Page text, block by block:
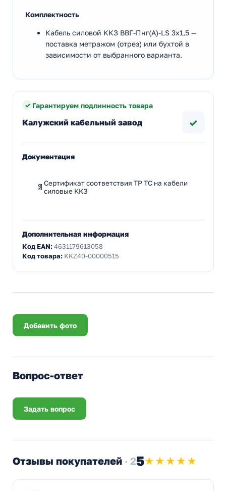
Комплектность
Кабель силовой ККЗ ВВГ-Пнг(А)-LS 3х1,5 —
поставка метражом (отрез) или бухтой в
зависимости от выбранного варианта.
Гарантируем подлинность товара
Калужский кабельный завод ✓
Документация
Сертификат соответствия ТР ТС на кабели
силовые ККЗ
Дополнительная информация
Код EAN:4631179613058
Код товара: KKZ40-00000515
Добавить фото
Вопрос-ответ
Задать вопрос
Отзывы покупателей · 25★★★★★